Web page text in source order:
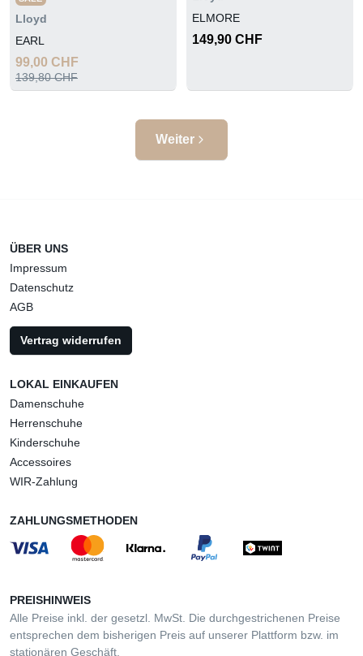
Lloyd
EARL
99,00 CHF
139,80 CHF
ELMORE
149,90 CHF
Weiter
ÜBER UNS
Impressum
Datenschutz
AGB
Vertrag widerrufen
LOKAL EINKAUFEN
Damenschuhe
Herrenschuhe
Kinderschuhe
Accessoires
WIR-Zahlung
ZAHLUNGSMETHODEN
PREISHINWEIS
Alle Preise inkl. der gesetzl. MwSt. Die durchgestrichenen Preise
entsprechen dem bisherigen Preis auf unserer Plattform bzw. im
stationären Geschäft.